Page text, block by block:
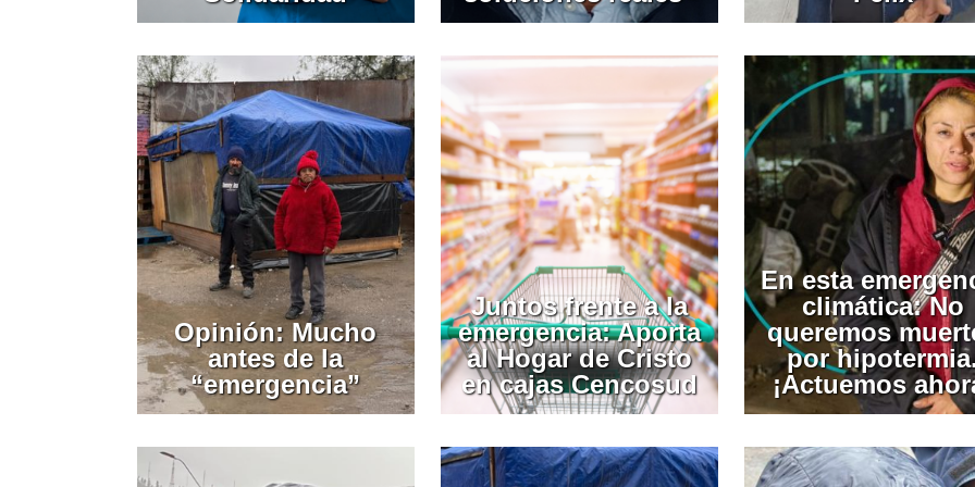
Opinión: Mucho
antes de la
“emergencia”
Juntos frente a la
emergencia: Aporta
al Hogar de Cristo
en cajas Cencosud
En esta
climática: No
queremos
por
¡Actuemos